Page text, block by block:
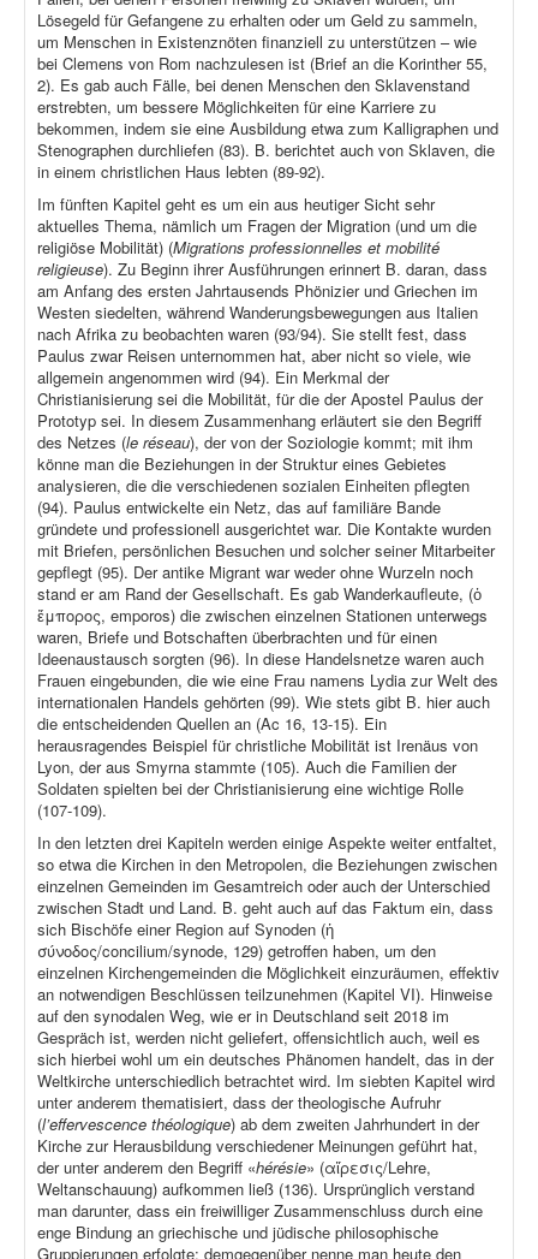
Lösegeld für Gefangene zu erhalten oder um Geld zu sammeln,
um Menschen in Existenznöten finanziell zu unterstützen – wie
bei Clemens von Rom nachzulesen ist (Brief an die Korinther 55,
2). Es gab auch Fälle, bei denen Menschen den Sklavenstand
erstrebten, um bessere Möglichkeiten für eine Karriere zu
bekommen, indem sie eine Ausbildung etwa zum Kalligraphen und
Stenographen durchliefen (83). B. berichtet auch von Sklaven, die
in einem christlichen Haus lebten (89-92).
Im fünften Kapitel geht es um ein aus heutiger Sicht sehr
aktuelles Thema, nämlich um Fragen der Migration (und um die
religiöse Mobilität) (Migrations professionnelles et mobilité
religieuse). Zu Beginn ihrer Ausführungen erinnert B. daran, dass
am Anfang des ersten Jahrtausends Phönizier und Griechen im
Westen siedelten, während Wanderungsbewegungen aus Italien
nach Afrika zu beobachten waren (93/94). Sie stellt fest, dass
Paulus zwar Reisen unternommen hat, aber nicht so viele, wie
allgemein angenommen wird (94). Ein Merkmal der
Christianisierung sei die Mobilität, für die der Apostel Paulus der
Prototyp sei. In diesem Zusammenhang erläutert sie den Begriff
des Netzes (le réseau), der von der Soziologie kommt; mit ihm
könne man die Beziehungen in der Struktur eines Gebietes
analysieren, die die verschiedenen sozialen Einheiten pflegten
(94). Paulus entwickelte ein Netz, das auf familiäre Bande
gründete und professionell ausgerichtet war. Die Kontakte wurden
mit Briefen, persönlichen Besuchen und solcher seiner Mitarbeiter
gepflegt (95). Der antike Migrant war weder ohne Wurzeln noch
stand er am Rand der Gesellschaft. Es gab Wanderkaufleute, (ὁ
ἔμπορος, emporos) die zwischen einzelnen Stationen unterwegs
waren, Briefe und Botschaften überbrachten und für einen
Ideenaustausch sorgten (96). In diese Handelsnetze waren auch
Frauen eingebunden, die wie eine Frau namens Lydia zur Welt des
internationalen Handels gehörten (99). Wie stets gibt B. hier auch
die entscheidenden Quellen an (Ac 16, 13-15). Ein
herausragendes Beispiel für christliche Mobilität ist Irenäus von
Lyon, der aus Smyrna stammte (105). Auch die Familien der
Soldaten spielten bei der Christianisierung eine wichtige Rolle
(107-109).
In den letzten drei Kapiteln werden einige Aspekte weiter entfaltet,
so etwa die Kirchen in den Metropolen, die Beziehungen zwischen
einzelnen Gemeinden im Gesamtreich oder auch der Unterschied
zwischen Stadt und Land. B. geht auch auf das Faktum ein, dass
sich Bischöfe einer Region auf Synoden (ἡ
σύνοδος/concilium/synode, 129) getroffen haben, um den
einzelnen Kirchengemeinden die Möglichkeit einzuräumen, effektiv
an notwendigen Beschlüssen teilzunehmen (Kapitel VI). Hinweise
auf den synodalen Weg, wie er in Deutschland seit 2018 im
Gespräch ist, werden nicht geliefert, offensichtlich auch, weil es
sich hierbei wohl um ein deutsches Phänomen handelt, das in der
Weltkirche unterschiedlich betrachtet wird. Im siebten Kapitel wird
unter anderem thematisiert, dass der theologische Aufruhr
(l’effervescence théologique) ab dem zweiten Jahrhundert in der
Kirche zur Herausbildung verschiedener Meinungen geführt hat,
der unter anderem den Begriff «hérésie» (αἵρεσις/Lehre,
Weltanschauung) aufkommen ließ (136). Ursprünglich verstand
man darunter, dass ein freiwilliger Zusammenschluss durch eine
enge Bindung an griechische und jüdische philosophische
Gruppierungen erfolgte; demgegenüber nenne man heute den